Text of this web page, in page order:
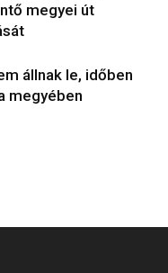
megyei út
állnak le, időben
megyében